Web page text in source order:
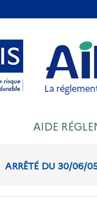
Aller au
La
AIDE
ARRÊTÉ DU 30/06/